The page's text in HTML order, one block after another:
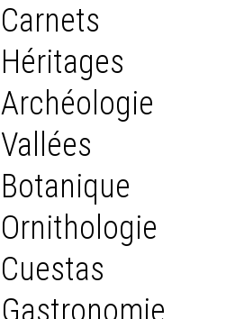
Carnets
Héritages
Archéologie
Vallées
Botanique
Ornithologie
Cuestas
Gastronomie